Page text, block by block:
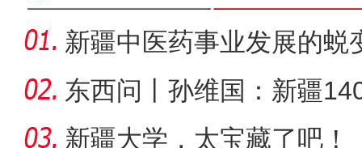
新疆中医药事业发展的蜕
东西问丨孙维国：新疆
了什么？
新疆大学，太宝藏了吧！